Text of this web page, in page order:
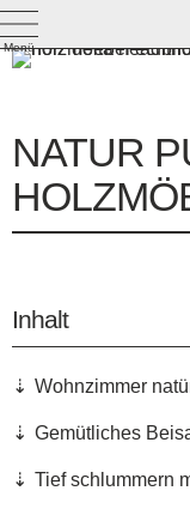
Menü
NATUR
Inhalt
Wohnzimmer
Gemütliches
Tief schlummern